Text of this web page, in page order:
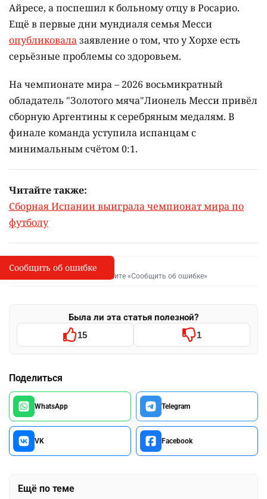
Айресе, а поспешил к больному отцу в Росарио.
Ещё в первые дни мундиаля семья Месси
опубликовалазаявление о том, что у Хорхе есть
серьёзные проблемы со здоровьем.
На чемпионате мира – 2026 восьмикратный
обладатель "Золотого мяча"Лионель Месси привёл
сборную Аргентины к серебряным медалям. В
финале команда уступила испанцам с
минимальным счётом 0:1.
Читайте также:
Сборная Испании выиграла чемпионат мира по
футболу
I
Сообщить об опечатке
Выделите фрагмент и нажмите «Сообщить об ошибке»
Была ли эта статья полезной?
15 1
Поделиться
WhatsApp Telegram
VK Facebook
Ещё по теме
Сообщить об ошибке